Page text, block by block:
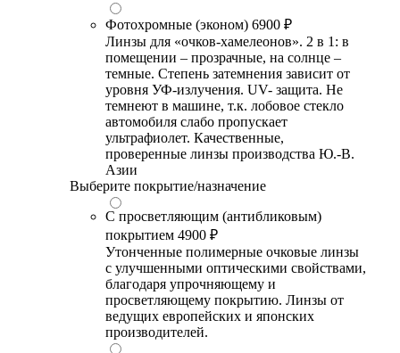
Фотохромные (эконом) 6900 ₽
Линзы для «очков-хамелеонов». 2 в 1: в
помещении – прозрачные, на солнце –
темные. Степень затемнения зависит от
уровня УФ-излучения. UV- защита. Не
темнеют в машине, т.к. лобовое стекло
автомобиля слабо пропускает
ультрафиолет. Качественные,
проверенные линзы производства Ю.-В.
Азии
Выберите покрытие/назначение
С просветляющим (антибликовым)
покрытием 4900 ₽
Утонченные полимерные очковые линзы
с улучшенными оптическими свойствами,
благодаря упрочняющему и
просветляющему покрытию. Линзы от
ведущих европейских и японских
производителей.